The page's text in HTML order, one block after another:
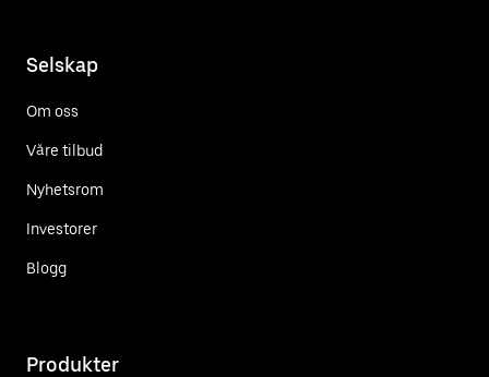
Selskap
Om oss
Våre tilbud
Nyhetsrom
Investorer
Blogg
Produkter